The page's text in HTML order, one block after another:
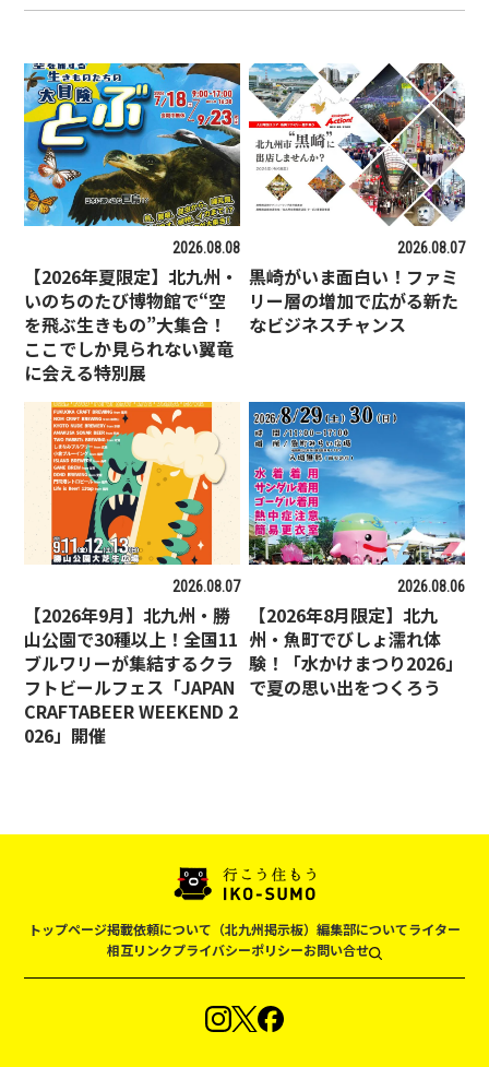
2026.08.08
【2026年夏限定】北九州・
いのちのたび博物館で“空
を飛ぶ生きもの”大集合！
ここでしか見られない翼竜
に会える特別展
2026.08.07
黒崎がいま面白い！ファミ
リー層の増加で広がる新た
なビジネスチャンス
2026.08.07
【2026年9月】北九州・勝
山公園で30種以上！全国11
ブルワリーが集結するクラ
フトビールフェス「JAPAN
CRAFTABEER WEEKEND 2
026」開催
2026.08.06
【2026年8月限定】北九
州・魚町でびしょ濡れ体
験！「水かけまつり2026」
で夏の思い出をつくろう
トップページ掲載依頼について（北九州掲示板） 編集部についてライター
相互リンクプライバシーポリシーお問い合せ